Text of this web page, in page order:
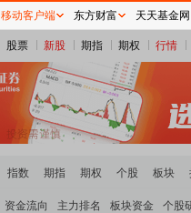
股票 新股 期指 期权 行情
指数 期指 期权 个股 板块
资金流向 主力排名 板块资金 个股
移动客户端 东方财富 天天基金网